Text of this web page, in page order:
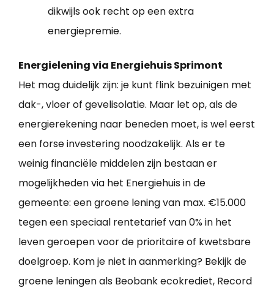
dikwijls ook recht op een extra
energiepremie.
Energielening via Energiehuis Sprimont
Het mag duidelijk zijn: je kunt flink bezuinigen met
dak-, vloer of gevelisolatie. Maar let op, als de
energierekening naar beneden moet, is wel eerst
een forse investering noodzakelijk. Als er te
weinig financiële middelen zijn bestaan er
mogelijkheden via het Energiehuis in de
gemeente: een groene lening van max. €15.000
tegen een speciaal rentetarief van 0% in het
leven geroepen voor de prioritaire of kwetsbare
doelgroep. Kom je niet in aanmerking? Bekijk de
groene leningen als Beobank ecokrediet, Record